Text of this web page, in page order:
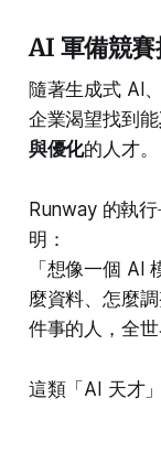
AI 軍備競
隨著生成式 AI
企業渴望找到能
與優化的人才。
Runway 的執
明：
「想像一個 AI
麼資料、怎麼
件事的人，全世
這類「AI 天才